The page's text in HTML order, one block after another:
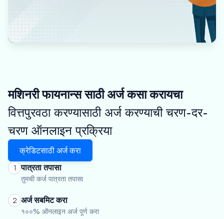
मशिनरी फायनान्स साठी अर्ज कसा करायचा
वित्तपुरवठा करण्यासाठी अर्ज करण्याची चरण-दर-
चरण ऑनलाइन प्रक्रिया
क्रेडिटसाठी अर्ज करा
1 पात्रता तपासा
तुमची कर्ज पात्रता तपासा
2 अर्ज सबमिट करा
१००% ऑनलाइन अर्ज पूर्ण करा